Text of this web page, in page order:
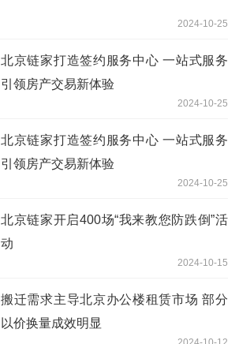
2024-10-25
北京链家打造签约服务中心 一站式服务
引领房产交易新体验
2024-10-25
北京链家打造签约服务中心 一站式服务
引领房产交易新体验
2024-10-25
北京链家开启400场“我来教您防跌倒”活
动
2024-10-15
搬迁需求主导北京办公楼租赁市场 部分
以价换量成效明显